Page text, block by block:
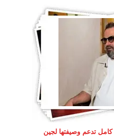
تدعم وصيفتها لجين